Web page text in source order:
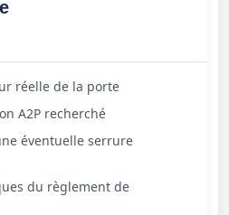
réelle de la porte
A2P recherché
éventuelle serrure
du règlement de